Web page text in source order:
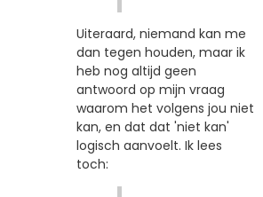
Uiteraard, niemand kan me
dan tegen houden, maar ik
heb nog altijd geen
antwoord op mijn vraag
waarom het volgens jou niet
kan, en dat dat 'niet kan'
logisch aanvoelt. Ik lees
toch: